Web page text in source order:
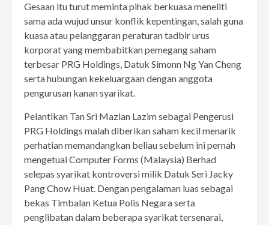
Gesaan itu turut meminta pihak berkuasa meneliti
sama ada wujud unsur konflik kepentingan, salah guna
kuasa atau pelanggaran peraturan tadbir urus
korporat yang membabitkan pemegang saham
terbesar PRG Holdings, Datuk Simonn Ng Yan Cheng
serta hubungan kekeluargaan dengan anggota
pengurusan kanan syarikat.
Pelantikan Tan Sri Mazlan Lazim sebagai Pengerusi
PRG Holdings malah diberikan saham kecil menarik
perhatian memandangkan beliau sebelum ini pernah
mengetuai Computer Forms (Malaysia) Berhad
selepas syarikat kontroversi milik Datuk Seri Jacky
Pang Chow Huat. Dengan pengalaman luas sebagai
bekas Timbalan Ketua Polis Negara serta
penglibatan dalam beberapa syarikat tersenarai,